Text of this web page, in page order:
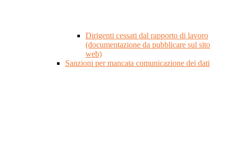
Dirigenti cessati dal rapporto di lavoro
(documentazione da pubblicare sul sito
web)
Sanzioni per mancata comunicazione dei dati